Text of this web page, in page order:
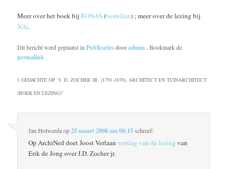
Meer over het boek bijBONAS(bestellen) ; meer over de lezing bij
NAi.
Dit bericht werd geplaatst inPublicatiesdooradmin . Bookmark de
permalink .
1 GEDACHTE OP “J. D. ZOCHER JR. (1791-1870), ARCHITECT EN TUINARCHITECT
(BOEK EN LEZING)”
Jan Holwerdaop25 maart 2008 om 08:15schreef:
Op ArchiNed doet Joost Verlaanverslag van de lezing van
Erik de Jong over J.D. Zocher jr.